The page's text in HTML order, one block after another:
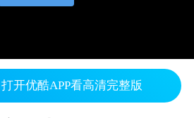
开优酷APP看高清完整版